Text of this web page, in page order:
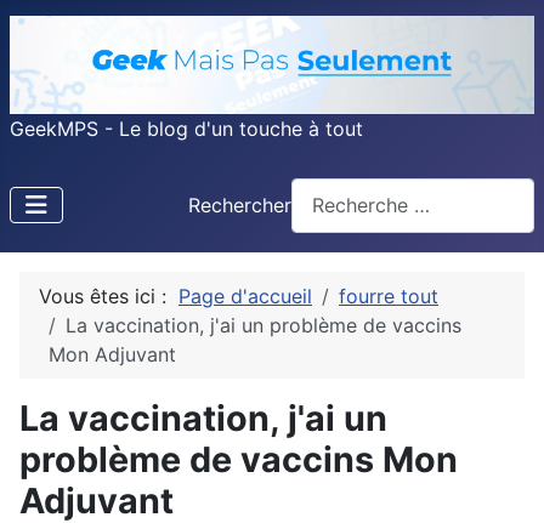
GeekMPS - Le blog d'un touche à tout
Rechercher
Vous êtes ici : Page d'accueil
fourre tout
La vaccination, j'ai un problème de vaccins
Mon Adjuvant
La vaccination, j'ai un
problème de vaccins Mon
Adjuvant